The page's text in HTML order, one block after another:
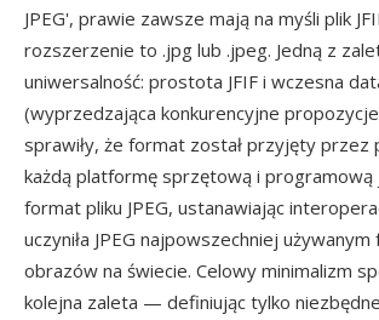
JPEG', prawie zawsze mają na myśli plik
rozszerzenie to .jpg lub .jpeg. Jedną z
uniwersalność: prostota JFIF i wczesna
(wyprzedzająca konkurencyjne propozycje
sprawiły, że format został przyjęty przez
każdą platformę sprzętową i programową
format pliku JPEG, ustanawiając
uczyniła JPEG najpowszechniej
obrazów na świecie. Celowy minimalizm
kolejna zaleta — definiując tylko